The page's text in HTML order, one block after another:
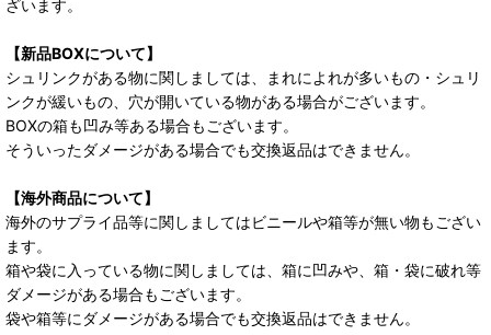
ざいます。
【新品BOXについて】
シュリンクがある物に関しましては、まれによれが多いもの・シュリ
ンクが緩いもの、穴が開いている物がある場合がございます。
BOXの箱も凹み等ある場合もございます。
そういったダメージがある場合でも交換返品はできません。
【海外商品について】
海外のサプライ品等に関しましてはビニールや箱等が無い物もござい
ます。
箱や袋に入っている物に関しましては、箱に凹みや、箱・袋に破れ等
ダメージがある場合もございます。
袋や箱等にダメージがある場合でも交換返品はできません。